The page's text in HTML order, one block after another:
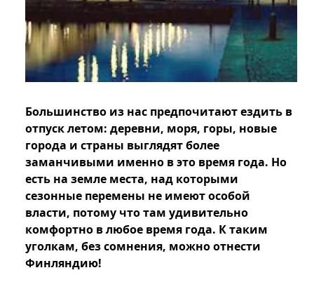
Большинство из нас предпочитают ездить в
отпуск летом: деревни, моря, горы, новые
города и страны выглядят более
заманчивыми именно в это время года. Но
есть на земле места, над которыми
сезонные перемены не имеют особой
власти, потому что там удивительно
комфортно в любое время года. К таким
уголкам, без сомнения, можно отнести
Финляндию!